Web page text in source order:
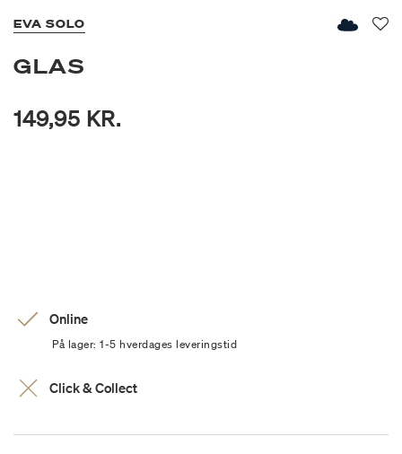
EVA SOLO
GLAS
149,95 KR.
Online
På lager: 1-5 hverdages leveringstid
Click & Collect